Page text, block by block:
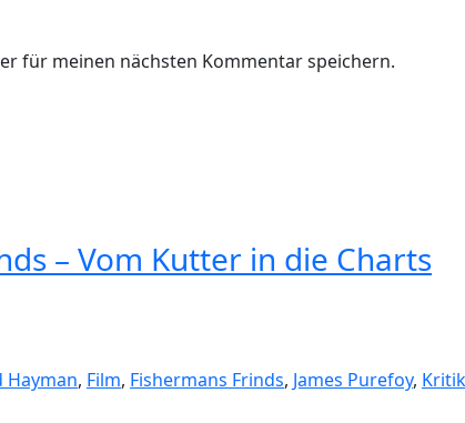
für meinen nächsten Kommentar speichern.
– Vom Kutter in die Charts
Hayman, Film, Fishermans Frinds, James Purefoy, Kritik